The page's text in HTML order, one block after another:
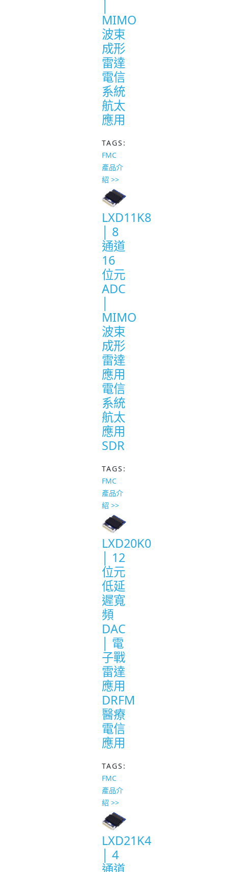
MIMO
波束
成形
雷達
電信
系統
航太
應用
TAGS:
FMC
產品介
紹 >>
LXD11K8
│ 8
通道
16
位元
ADC
MIMO
波束
成形
雷達
應用
電信
系統
航太
應用
SDR
TAGS:
FMC
產品介
紹 >>
LXD20K0
│ 12
位元
低延
遲寬
頻
DAC
│ 電
子戰
雷達
應用
DRFM
醫療
電信
應用
TAGS:
FMC
產品介
紹 >>
LXD21K4
│ 4